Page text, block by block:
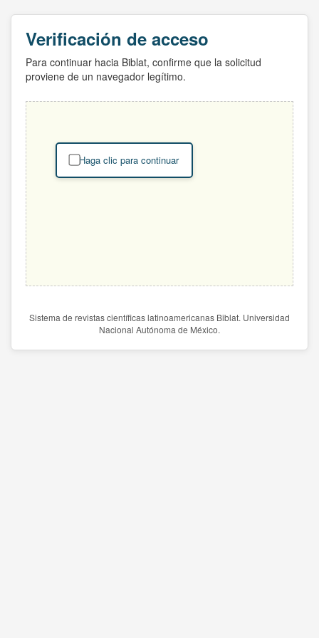
Verificación de acceso
Para continuar hacia Biblat, confirme que la solicitud
proviene de un navegador legítimo.
Haga clic para continuar
Sistema de revistas científicas latinoamericanas Biblat. Universidad
Nacional Autónoma de México.